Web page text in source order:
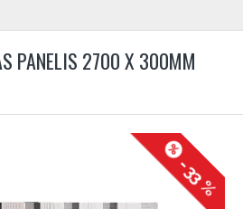
PANELIS 2700 X 300MM
-33 %